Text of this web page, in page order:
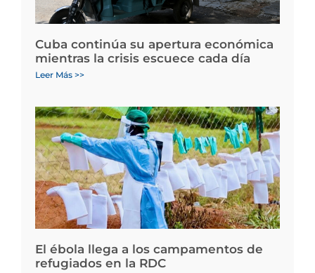
Cuba continúa su apertura económica
mientras la crisis escuece cada día
Leer Más >>
El ébola llega a los campamentos de
refugiados en la RDC